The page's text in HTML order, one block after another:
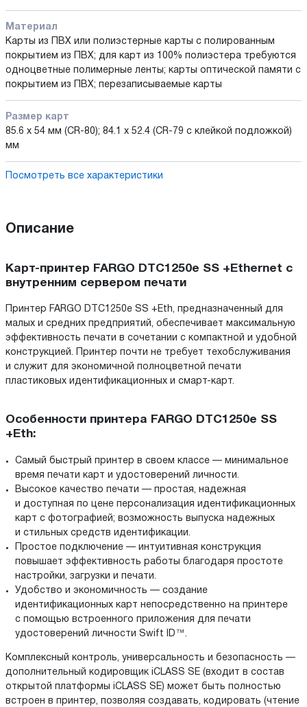
Материал
Карты из ПВХ или полиэстерные карты с полированным
покрытием из ПВХ; для карт из 100% полиэстера требуются
одноцветные полимерные ленты; карты оптической памяти с
покрытием из ПВХ; перезаписываемые карты
Размер карт
85.6 x 54 мм (CR-80); 84.1 x 52.4 (CR-79 с клейкой подложкой)
мм
Посмотреть все характеристики
Описание
Карт-принтер FARGO DTC1250e SS +Ethernet с
внутренним сервером печати
Принтер FARGO DTC1250e SS +Eth, предназначенный для
малых и средних предприятий, обеспечивает максимальную
эффективность печати в сочетании с компактной и удобной
конструкцией. Принтер почти не требует техобслуживания
и служит для экономичной полноцветной печати
пластиковых идентификационных и смарт-карт.
Особенности принтера FARGO DTC1250e SS
+Eth:
Самый быстрый принтер в своем классе — минимальное
время печати карт и удостоверений личности.
Высокое качество печати — простая, надежная
и доступная по цене персонализация идентификационных
карт с фотографией; возможность выпуска надежных
и стильных средств идентификации.
Простое подключение — интуитивная конструкция
повышает эффективность работы благодаря простоте
настройки, загрузки и печати.
Удобство и экономичность — создание
идентификационных карт непосредственно на принтере
с помощью встроенного приложения для печати
удостоверений личности Swift ID™.
Комплексный контроль, универсальность и безопасность —
дополнительный кодировщик iCLASS SE (входит в состав
открытой платформы iCLASS SE) может быть полностью
встроен в принтер, позволяя создавать, кодировать (чтение